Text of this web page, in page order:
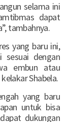
selama ini
dapat
tambahnya.
yang baru ini,
sesuai dengan
embun atau
Shabela.
yang baru
untuk bisa
dukungan